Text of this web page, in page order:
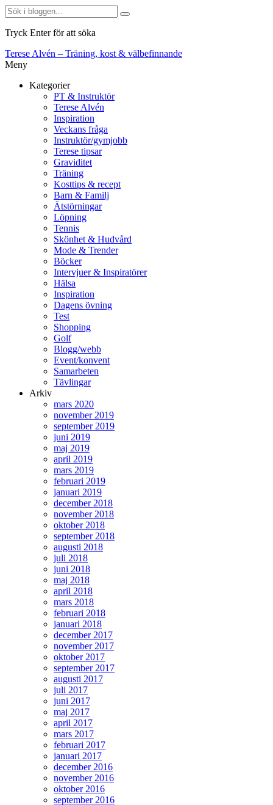
Tryck Enter för att söka
Terese Alvén – Träning, kost & välbefinnande
Meny
Kategorier
PT & Instruktör
Terese Alvén
Inspiration
Veckans fråga
Instruktör/gymjobb
Terese tipsar
Graviditet
Träning
Kosttips & recept
Barn & Familj
Ätstörningar
Löpning
Tennis
Skönhet & Hudvård
Mode & Trender
Böcker
Intervjuer & Inspiratörer
Hälsa
Inspiration
Dagens övning
Test
Shopping
Golf
Blogg/webb
Event/konvent
Samarbeten
Tävlingar
Arkiv
mars 2020
november 2019
september 2019
juni 2019
maj 2019
april 2019
mars 2019
februari 2019
januari 2019
december 2018
november 2018
oktober 2018
september 2018
augusti 2018
juli 2018
juni 2018
maj 2018
april 2018
mars 2018
februari 2018
januari 2018
december 2017
november 2017
oktober 2017
september 2017
augusti 2017
juli 2017
juni 2017
maj 2017
april 2017
mars 2017
februari 2017
januari 2017
december 2016
november 2016
oktober 2016
september 2016